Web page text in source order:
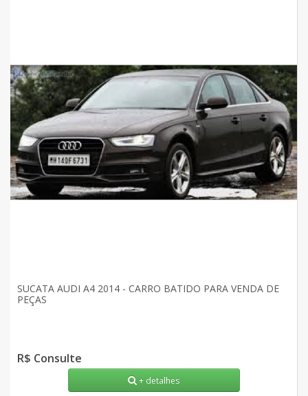
SUCATA AUDI A4 2014 - CARRO BATIDO PARA VENDA DE
PEÇAS
R$ Consulte
+ detalhes